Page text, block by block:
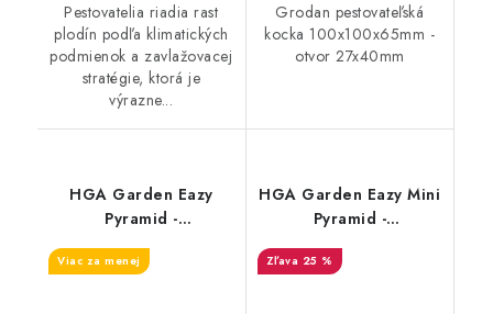
Pestovatelia riadia rast
plodín podľa klimatických
podmienok a zavlažovacej
stratégie, ktorá je
výrazne...
Grodan pestovateľská
kocka 100x100x65mm -
otvor 27x40mm
HGA Garden Eazy
Pyramid -
pestovateľské médium
1 ks
Viac za menej
HGA Garden Eazy Mini
Pyramid -
pestovateľské médium
(1ks)
25 %